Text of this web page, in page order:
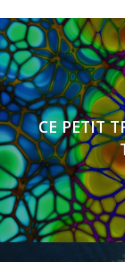
CE PETIT